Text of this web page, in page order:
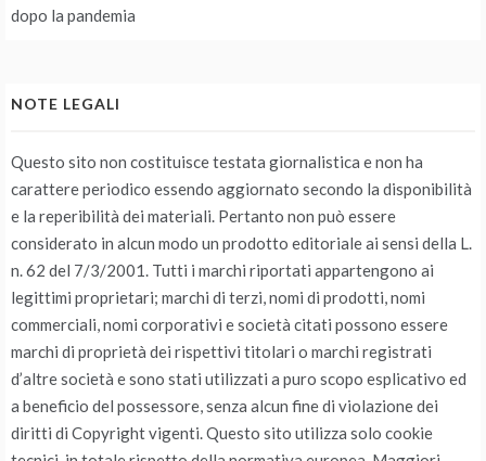
dopo la pandemia
NOTE LEGALI
Questo sito non costituisce testata giornalistica e non ha
carattere periodico essendo aggiornato secondo la disponibilità
e la reperibilità dei materiali. Pertanto non può essere
considerato in alcun modo un prodotto editoriale ai sensi della L.
n. 62 del 7/3/2001. Tutti i marchi riportati appartengono ai
legittimi proprietari; marchi di terzi, nomi di prodotti, nomi
commerciali, nomi corporativi e società citati possono essere
marchi di proprietà dei rispettivi titolari o marchi registrati
d’altre società e sono stati utilizzati a puro scopo esplicativo ed
a beneficio del possessore, senza alcun fine di violazione dei
diritti di Copyright vigenti. Questo sito utilizza solo cookie